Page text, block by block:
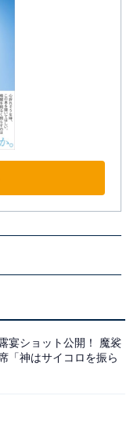
宴ショット公開！ 魔裟
「神はサイコロを振ら